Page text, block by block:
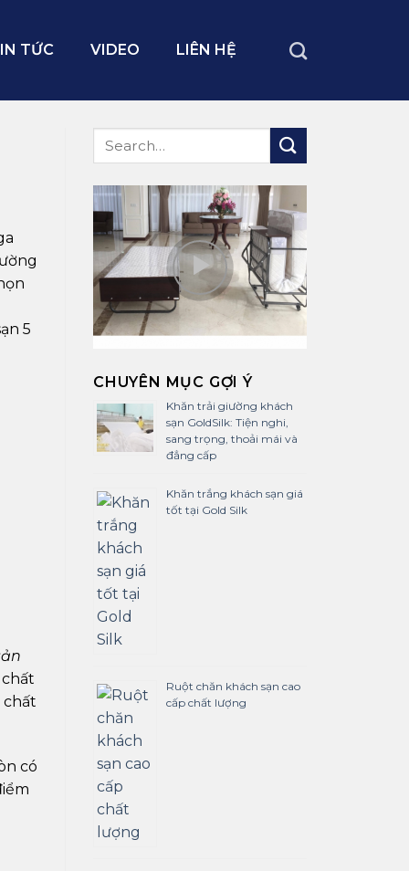
TỨC VIDEO LIÊN HỆ
5
chất
có
CHUYÊN MỤC GỢI Ý
Khăn trải giường khách
sạn GoldSilk: Tiện nghi,
sang trọng, thoải mái và
đẳng cấp
Khăn trắng khách sạn giá
tốt tại Gold Silk
Ruột chăn khách sạn cao
cấp chất lượng